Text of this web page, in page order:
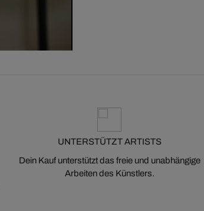
UNTERSTÜTZT ARTISTS
Dein Kauf unterstützt das freie und unabhängige
Arbeiten des Künstlers.